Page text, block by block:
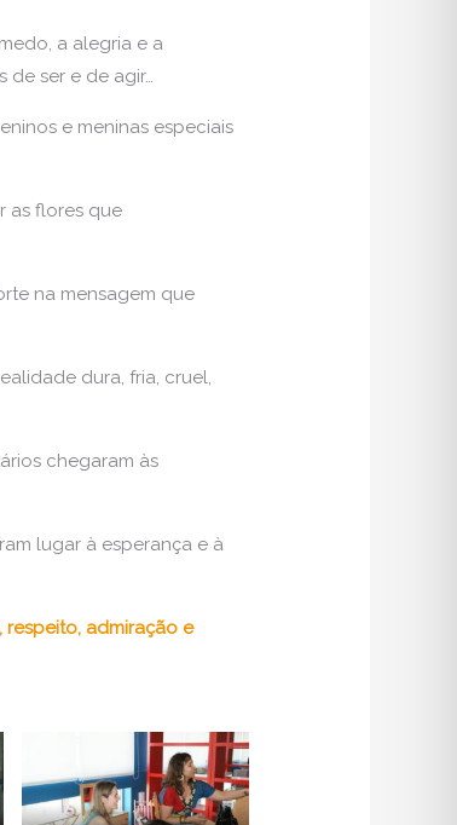
a alegria e a
de ser e de agir…
e meninas especiais
as flores que
na mensagem que
dura, fria, cruel,
chegaram às
lugar à esperança e à
admiração e